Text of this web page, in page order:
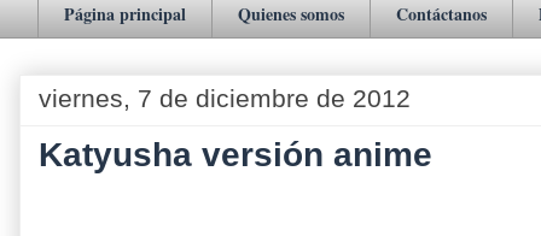
Página principal Quienes somos Contáctanos
viernes, 7 de diciembre de 2012
Katyusha versión anime